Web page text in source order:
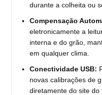
durante a colheita ou
Compensação
eletronicamente a
interna e do grão,
em qualquer clima.
Conectividade USB:
novas calibrações de
diretamente do site do